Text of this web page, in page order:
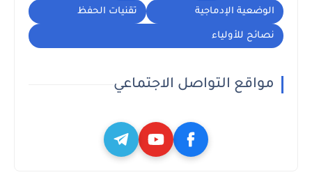
الوضعية الإدماجية تقنيات الحفظ
نصائح للأولياء
مواقع التواصل الاجتماعي